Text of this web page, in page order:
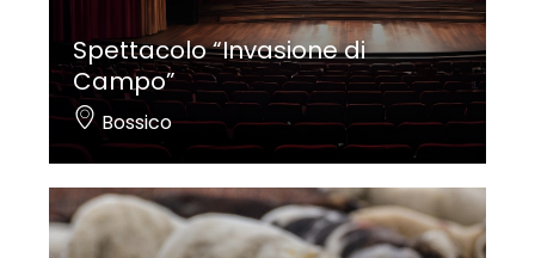
Spettacolo “Invasione di
Campo”
Bossico